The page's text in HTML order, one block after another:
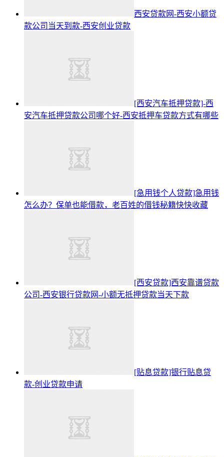
西安贷款网-西安小额贷
款公司当天到款-西安创业贷款
[西安汽车抵押贷款]-西
安汽车抵押贷款公司哪个好-西安抵押车贷款方式有哪些
[急用钱个人贷款]急用钱
怎么办？保单也能借款，老百姓的借钱秘籍快快收藏
[西安贷款]西安靠谱贷款
公司-西安银行贷款网-小额无抵押贷款当天下款
[贴息贷款]银行贴息贷
款-创业贷款申请